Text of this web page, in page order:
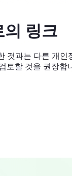
의 링크
과는 다른 개
토할 것을 권장합